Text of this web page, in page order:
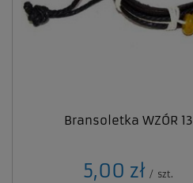
Bransoletka WZÓR 13
5,00 zł / szt.